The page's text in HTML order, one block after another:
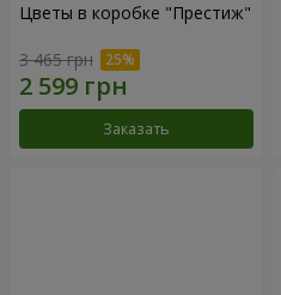
Цветы в коробке "Престиж"
3 465 грн
Заказать